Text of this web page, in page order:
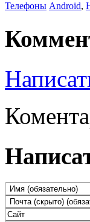
Телефоны Android,